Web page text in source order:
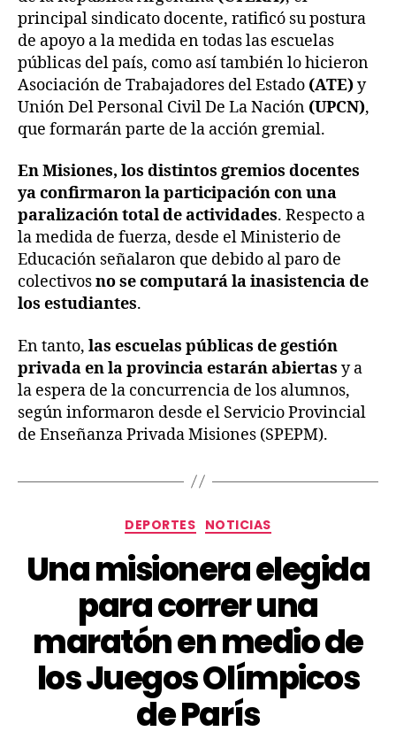
principal sindicato docente, ratificó su postura
de apoyo a la medida en todas las escuelas
públicas del país, como así también lo hicieron
Asociación de Trabajadores del Estado (ATE)y
Unión Del Personal Civil De La Nación (UPCN),
que formarán parte de la acción gremial.
En Misiones, los distintos gremios docentes
ya confirmaron la participación con una
paralización total de actividades. Respecto a
la medida de fuerza, desde el Ministerio de
Educación señalaron que debido al paro de
colectivosno se computará la inasistencia de
los estudiantes.
En tanto, las escuelas públicas de gestión
privada en la provincia estarán abiertas y a
la espera de la concurrencia de los alumnos,
según informaron desde el Servicio Provincial
de Enseñanza Privada Misiones (SPEPM).
DEPORTES NOTICIAS
Una misionera elegida
para correr una
maratón en medio de
los Juegos Olímpicos
de París